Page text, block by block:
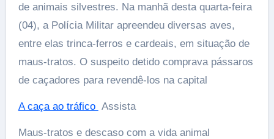
de animais silvestres. Na manhã desta quarta-feira
(04), a Polícia Militar apreendeu diversas aves,
entre elas trinca-ferros e cardeais, em situação de
maus-tratos. O suspeito detido comprava pássaros
de caçadores para revendê-los na capital
A caça ao tráfico ️Assista
Maus-tratos e descaso com a vida animal